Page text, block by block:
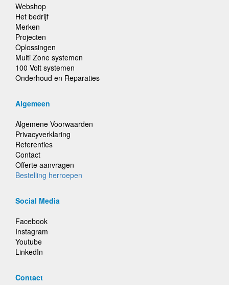
Webshop
Het bedrijf
Merken
Projecten
Oplossingen
Multi Zone systemen
100 Volt systemen
Onderhoud en Reparaties
Algemeen
Algemene Voorwaarden
Privacyverklaring
Referenties
Contact
Offerte aanvragen
Bestelling herroepen
Social Media
Facebook
Instagram
Youtube
LinkedIn
Contact